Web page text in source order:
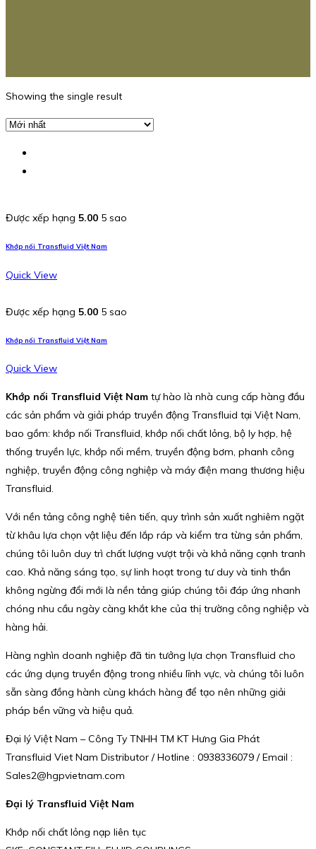
Showing the single result
Được xếp hạng 5.00 5 sao
Khớp nối Transfluid Việt Nam
Quick View
Được xếp hạng 5.00 5 sao
Khớp nối Transfluid Việt Nam
Quick View
Khớp nối Transfluid Việt Nam tự hào là nhà cung cấp hàng đầu
các sản phẩm và giải pháp truyền động Transfluid tại Việt Nam,
bao gồm: khớp nối Transfluid, khớp nối chất lỏng, bộ ly hợp, hệ
thống truyền lực, khớp nối mềm, truyền động bơm, phanh công
nghiệp, truyền động công nghiệp và máy điện mang thương hiệu
Transfluid.
Với nền tảng công nghệ tiên tiến, quy trình sản xuất nghiêm ngặt
từ khâu lựa chọn vật liệu đến lắp ráp và kiểm tra từng sản phẩm,
chúng tôi luôn duy trì chất lượng vượt trội và khả năng cạnh tranh
cao. Khả năng sáng tạo, sự linh hoạt trong tư duy và tinh thần
không ngừng đổi mới là nền tảng giúp chúng tôi đáp ứng nhanh
chóng nhu cầu ngày càng khắt khe của thị trường công nghiệp và
hàng hải.
Hàng nghìn doanh nghiệp đã tin tưởng lựa chọn Transfluid cho
các ứng dụng truyền động trong nhiều lĩnh vực, và chúng tôi luôn
sẵn sàng đồng hành cùng khách hàng để tạo nên những giải
pháp bền vững và hiệu quả.
Đại lý Việt Nam – Công Ty TNHH TM KT Hưng Gia Phát
Transfluid Viet Nam Distributor / Hotline : 0938336079 / Email :
Sales2@hgpvietnam.com
Đại lý Transfluid Việt Nam
Khớp nối chất lỏng nạp liên tục